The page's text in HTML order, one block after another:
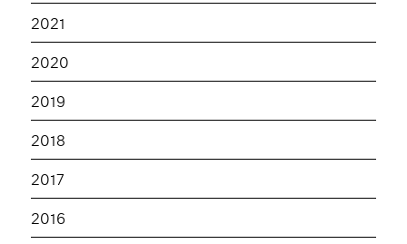
2021
2020
2019
2018
2017
2016